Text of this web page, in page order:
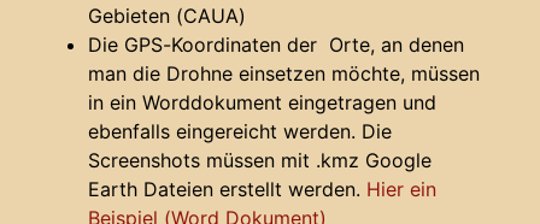
Gebieten (CAUA)
Die GPS-Koordinaten der Orte, an denen
man die Drohne einsetzen möchte, müssen
in ein Worddokument eingetragen und
ebenfalls eingereicht werden. Die
Screenshots müssen mit .kmz Google
Earth Dateien erstellt werden. Hier ein
Beispiel (Word Dokument)